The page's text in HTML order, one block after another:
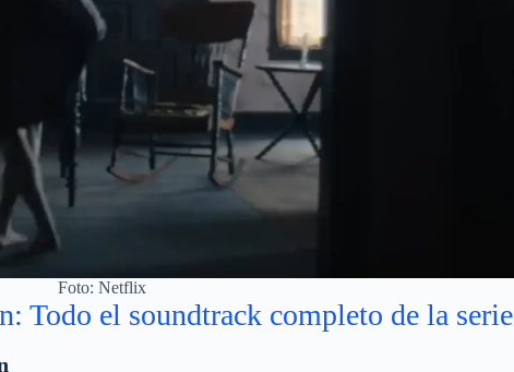
Foto: Netflix
Todo el soundtrack completo de la serie